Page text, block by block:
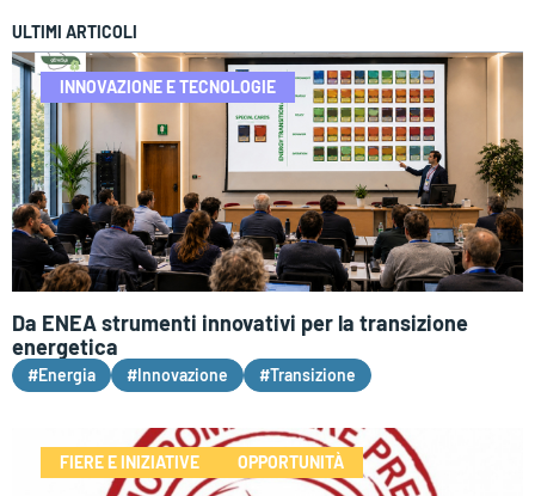
ULTIMI ARTICOLI
INNOVAZIONE E TECNOLOGIE
Da ENEA strumenti innovativi per la transizione
energetica
#Energia #Innovazione #Transizione
FIERE E INIZIATIVE OPPORTUNITÀ